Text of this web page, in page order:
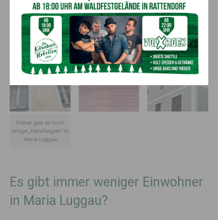
aber auch die zahlreichen einheimischen Kunden erleichterten
unsere Entscheidung. Ich möchte an dieser Stelle noch
erwähnen, dass unsere Familie, ob jung oder alt, immer
zusammengehalten haben“.
Früher gab es noch
einige „Handlungen“ in
Maria Luggau
Es gibt immer weniger Einwohner
in Maria Luggau?